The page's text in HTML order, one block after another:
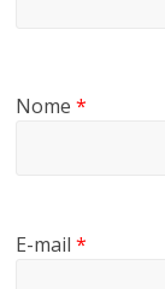
Nome*
E-mail*